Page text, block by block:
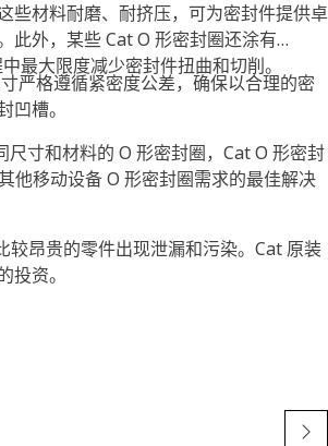
些材料耐磨、耐挤压，可为密封件提供卓
此外，某些 Cat O 形密封圈还涂有
最大限度减少密封件扭曲和切削。
严格遵循紧密度公差，确保以合理的密
凹槽。
尺寸和材料的 O 形密封圈，Cat O 形密封
他移动设备 O 形密封圈需求的最佳解决
较昂贵的零件出现泄漏和污染。Cat 原装
投资。